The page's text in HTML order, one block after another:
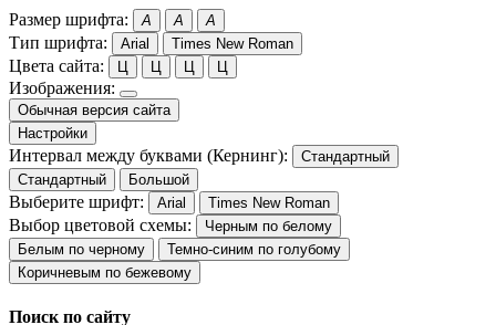
Размер шрифта: A A A
Тип шрифта: Arial Times New Roman
Цвета сайта: Ц Ц Ц Ц
Изображения:
Обычная версия сайта
Настройки
Интервал между буквами (Кернинг):
Стандартный
Стандартный
Большой
Выберите шрифт: Arial Times New Roman
Выбор цветовой схемы:
Черным по белому
Белым по черному
Темно-синим по голубому
Коричневым по бежевому
Поиск по сайту